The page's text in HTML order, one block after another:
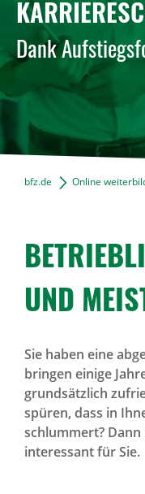
News Archiv
Dank
bfz.de Online
UND
Sie haben eine
bringen einige
grundsätzlich
spüren, dass in
schlummert?
interessant für Sie.